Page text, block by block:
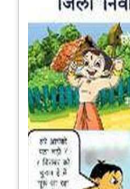
पेट पकड़ कर हंसने
कल्पना कीजिये